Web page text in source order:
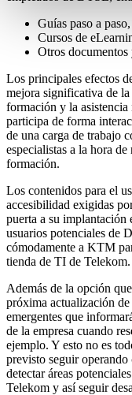
Guías paso a
Cursos de
Otros documentos
Los principales efectos
mejora significativa de
formación y la
participa de forma
de una carga de trabajo
especialistas a la hora
formación.
Los contenidos para el
accesibilidad exigidas
puerta a su
usuarios potenciales de
cómodamente a KTM
tienda de TI de Telekom.
Además de la opción
próxima actualización
emergentes que
de la empresa cuando
ejemplo. Y esto no es
previsto seguir
detectar áreas
Telekom y así seguir